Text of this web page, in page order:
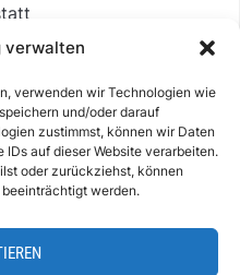
verwalten
verwenden wir Technologien wie
und/oder darauf
zustimmst, können wir Daten
auf dieser Website verarbeiten.
oder zurückziehst, können
werden.
See